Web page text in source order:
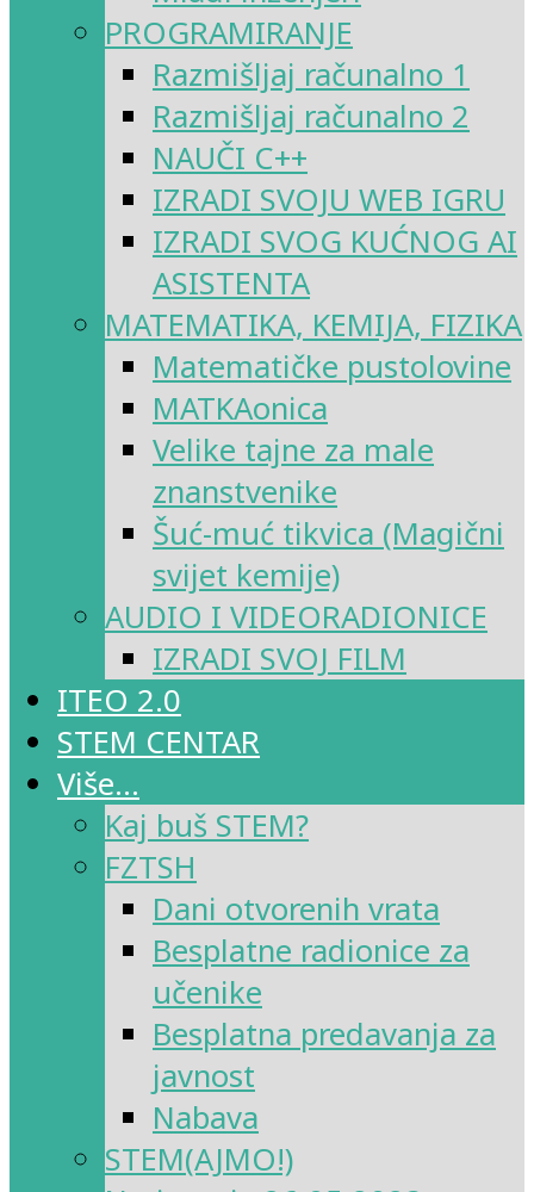
PROGRAMIRANJE
Razmišljaj računalno 1
Razmišljaj računalno 2
NAUČI C++
IZRADI SVOJU WEB IGRU
IZRADI SVOG KUĆNOG AI
ASISTENTA
MATEMATIKA, KEMIJA, FIZIKA
Matematičke pustolovine
MATKAonica
Velike tajne za male
znanstvenike
Šuć-muć tikvica (Magični
svijet kemije)
AUDIO I VIDEORADIONICE
IZRADI SVOJ FILM
ITEO 2.0
STEM CENTAR
Više…
Kaj buš STEM?
FZTSH
Dani otvorenih vrata
Besplatne radionice za
učenike
Besplatna predavanja za
javnost
Nabava
STEM(AJMO!)